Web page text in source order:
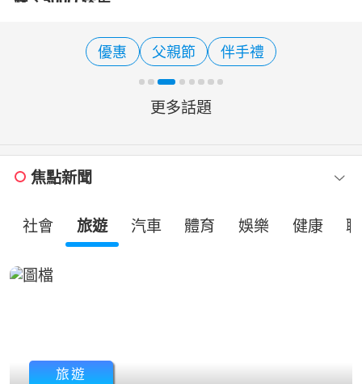
同時，也將愛心化為實際行動，挽起衣
袖捐出熱血，幫助臨床
優惠 父親節 伴手禮
更多話題
焦點新聞
社會 旅遊 汽車 體育 娛樂 健康
旅遊